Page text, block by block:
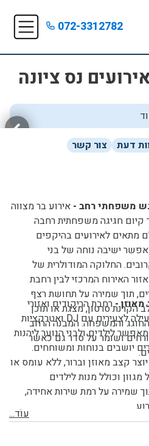
072-3312782
נס ציונה
דעת צור קשר
משפחתי רחב - אירוע בר מצווה
קיום חגיגה משפחתית רחבה
מתאים לאירועים בהיקפים
ישיבה נוחה של בני
החלוקה המודולרית של
האירוח המרכזי לבין רחבת
תוך שמירה על תחושת רצף
הקרנת סרטון, מצגת או תוכן
והמשפחה. המבנה הרחב
ושומר על סדר גם כאשר
מאוזן -רחבת הריקודים ואזורי
ההפעלה מאפשרים מסיבה פעילה לצעירים עם DJ ואטרקציות
לילדים ולבני הנוער ליהנות
יושבים בנוחות ומשוחחים.
קצב מאוזן וברור, ללא עומס או
וכולל מנות לילדים
שמירה על רמת שירות אחידה,
עוֹד...